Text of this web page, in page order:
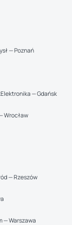
— Poznań
Elektronika — Gdańsk
Wrocław
— Rzeszów
— Warszawa